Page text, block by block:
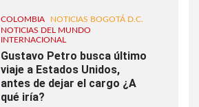
COLOMBIA
NOTICIAS BOGOTÁ D.C.
NOTICIAS DEL MUNDO
INTERNACIONAL
Gustavo Petro busca último
viaje a Estados Unidos,
antes de dejar el cargo ¿A
qué iría?